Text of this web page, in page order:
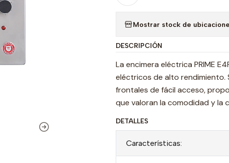
Mostrar stock de
DESCRIPCIÓN
La encimera eléctrica PRIME
eléctricos de alto rendimiento.
frontales de fácil acceso,
que valoran la comodidad y la
DETALLES
Características: